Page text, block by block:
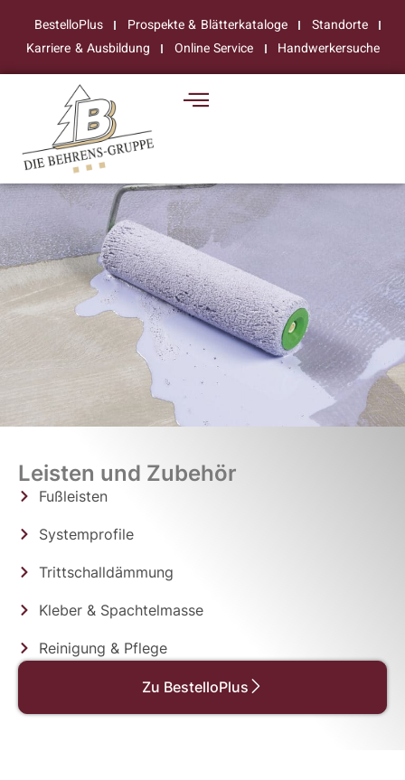
BestelloPlus Prospekte & Blätterkataloge
Standorte
Karriere & Ausbildung
Online Service Handwerkersuche
Leisten und Zubehör
Fußleisten
Systemprofile
Trittschalldämmung
Kleber & Spachtelmasse
Reinigung & Pflege
Zu BestelloPlus